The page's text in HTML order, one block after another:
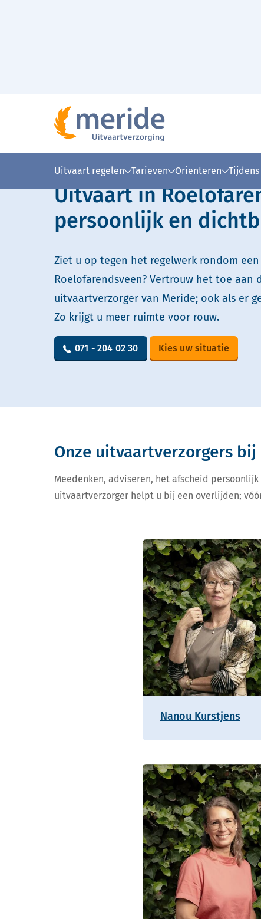
Uitvaart regelen Tarieven Orienteren Tijdens
Lees voor Uitleg woorden
Uitvaart in
persoonlijk en
Ziet u op tegen het regelwerk rondom
Roelofarendsveen? Vertrouw het toe aan
uitvaartverzorger van Meride; ook als er
Zo krijgt u meer ruimte voor rouw.
071 - 204 02 30 Kies uw situatie
Onze uitvaartverzorgers
Meedenken, adviseren, het afscheid
uitvaartverzorger helpt u bij een overlijden;
Nanou Kurstjens